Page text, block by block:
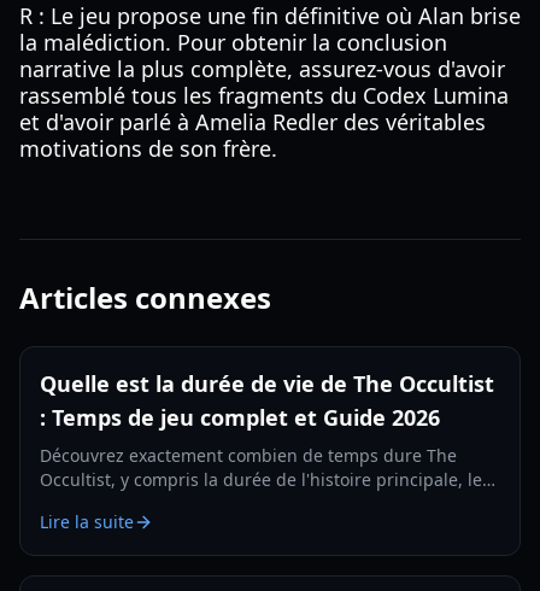
R : Le jeu propose une fin définitive où Alan brise
la malédiction. Pour obtenir la conclusion
narrative la plus complète, assurez-vous d'avoir
rassemblé tous les fragments du Codex Lumina
et d'avoir parlé à Amelia Redler des véritables
motivations de son frère.
Articles connexes
Quelle est la durée de vie de The Occultist
: Temps de jeu complet et Guide 2026
Découvrez exactement combien de temps dure The
Occultist, y compris la durée de l'histoire principale, les
d'Alan Rebels sur Godstone.
Lire la suite